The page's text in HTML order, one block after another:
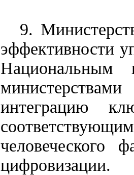
9.
эффективности
Национальным
интеграцию
цифровизации.